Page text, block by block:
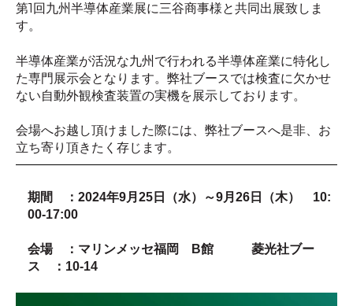
第1 回九州半導体産業展に三谷商事様と共同 出展致しま
す。
半導体産業が活況な九州で行われる半導体産業に特化し
た専門展示会となります。 弊社ブースでは検査に欠かせ
ない自動外観検査装置の実機を展示しております。
会場へお越し頂けました際には、弊社ブースへ是非、お
立ち寄り頂きたく存じます。
期間 ： 2024年9月25 日（水）～9月26 日（木） 10:
00-17:00
会場 ：マリンメッセ福岡 B館 菱光社ブー
ス ：10-14